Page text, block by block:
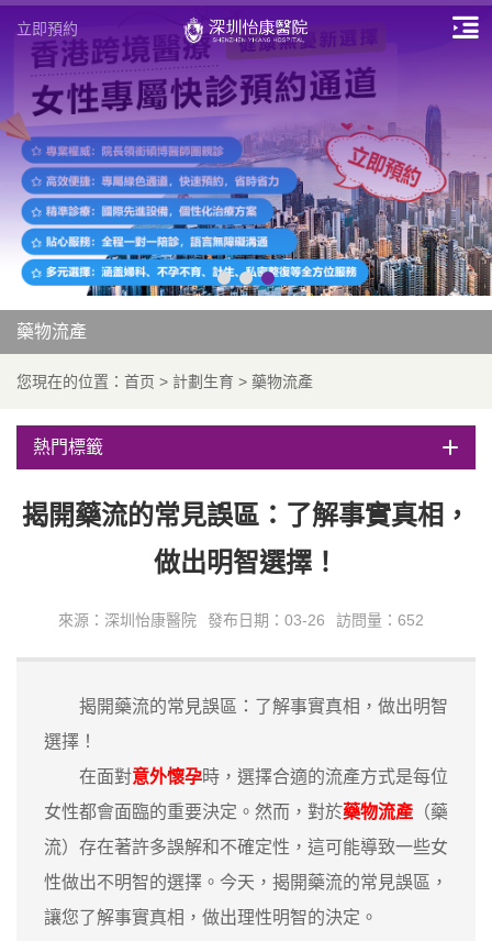
立即預約
藥物流產
您現在的位置： 首页 > 計劃生育 > 藥物流產
熱門標籤
揭開藥流的常見誤區：了解事實真相，
做出明智選擇！
來源：深圳怡康醫院 發布日期：03-26 訪問量：652
揭開藥流的常見誤區：了解事實真相，做出明智
選擇！
在面對意外懷孕時，選擇合適的流產方式是每位
女性都會面臨的重要決定。然而，對於藥物流產 （藥
流）存在著許多誤解和不確定性，這可能導致一些女
性做出不明智的選擇。今天，揭開藥流的常見誤區，
讓您了解事實真相，做出理性明智的決定。